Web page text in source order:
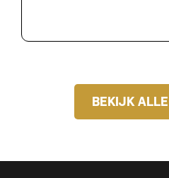
BEKIJK